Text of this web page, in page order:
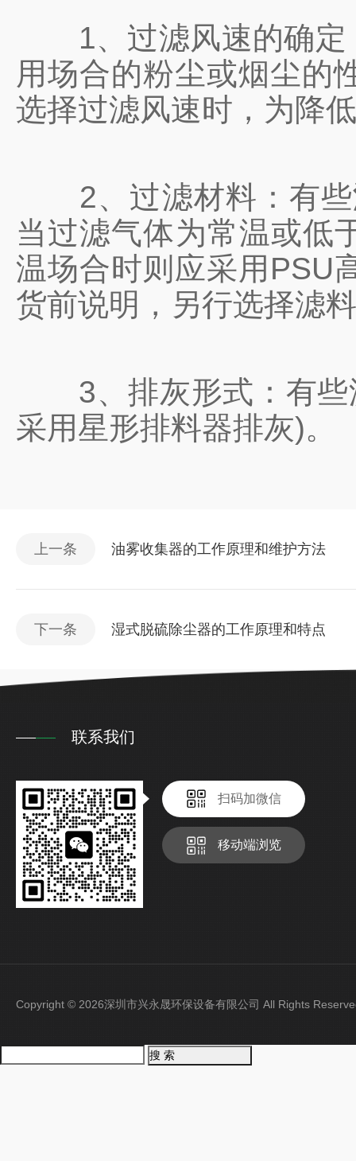
1、过滤风速的确定
用场合的粉尘或烟尘的
选择过滤风速时，为降
2、过滤材料：有些
当过滤气体为常温或低
温场合时则应采用PSU
货前说明，另行选择滤
3、排灰形式：有些
采用星形排料器排灰)。
上一条 油雾收集器的工作原理和维护方法
下一条 湿式脱硫除尘器的工作原理和特点
联系我们
扫码加微信
移动端浏览
Copyright © 2026深圳市兴永晟环保设备有限公司 All Rights